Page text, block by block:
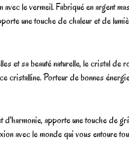
le vermeil. Fabriqué en argent
une touche de chaleur et de
et sa beauté naturelle, le cristal
cristalline. Porteur de bonnes
apporte une touche de
avec le monde qui vous entoure